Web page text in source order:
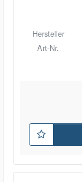
Hersteller
Art-Nr.